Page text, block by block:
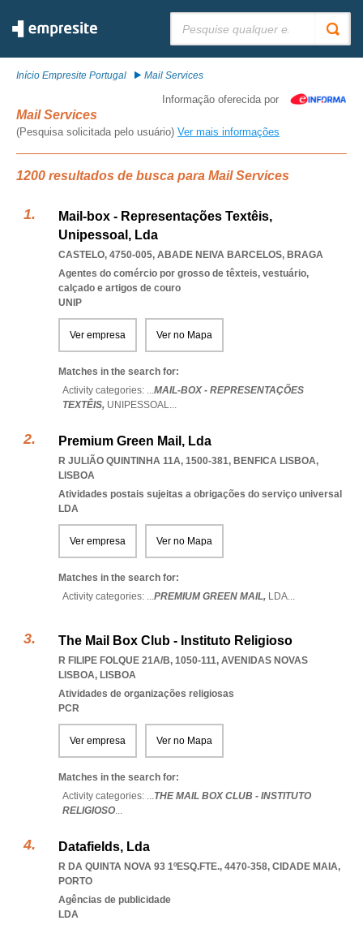
Início Empresite Portugal Mail Services
Informação oferecida por
Mail Services
(Pesquisa solicitada pelo usuário) Ver mais informações
1200 resultados de busca para Mail Services
Mail-box - Representações Textêis,
Unipessoal, Lda
CASTELO, 4750-005, ABADE NEIVA BARCELOS, BRAGA
Agentes do comércio por grosso de têxteis, vestuário,
calçado e artigos de couro
UNIP
Ver empresa Ver no Mapa
Matches in the search for:
Activity categories: ...MAIL-BOX - REPRESENTAÇÕES
TEXTÊIS, UNIPESSOAL...
Premium Green Mail, Lda
R JULIÃO QUINTINHA 11A, 1500-381, BENFICA LISBOA,
LISBOA
Atividades postais sujeitas a obrigações do serviço universal
LDA
Ver empresa Ver no Mapa
Matches in the search for:
Activity categories: ...PREMIUM GREEN MAIL, LDA...
The Mail Box Club - Instituto Religioso
R FILIPE FOLQUE 21A/B, 1050-111, AVENIDAS NOVAS
LISBOA, LISBOA
Atividades de organizações religiosas
PCR
Ver empresa Ver no Mapa
Matches in the search for:
Activity categories: ...THE MAIL BOX CLUB - INSTITUTO
RELIGIOSO...
Datafields, Lda
R DA QUINTA NOVA 93 1ºESQ.FTE., 4470-358, CIDADE MAIA,
PORTO
Agências de publicidade
LDA